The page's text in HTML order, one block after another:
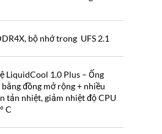
bộ nhớ trong UFS 2.1
LiquidCool 1.0 Plus – Ống
đồng mở rộng + nhiều
tản nhiệt, giảm nhiệt độ CPU
C